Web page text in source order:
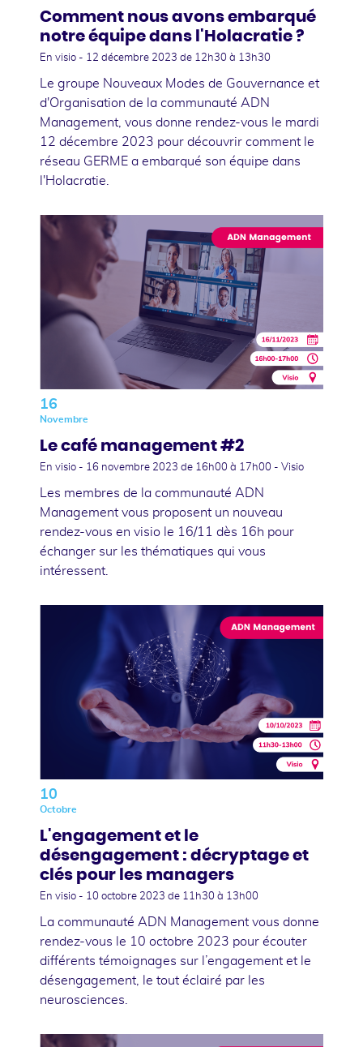
Comment nous avons embarqué
notre équipe dans l'Holacratie ?
En visio - 12 décembre 2023 de 12h30 à 13h30
Le groupe Nouveaux Modes de Gouvernance et
d'Organisation de la communauté ADN
Management, vous donne rendez-vous le mardi
12 décembre 2023 pour découvrir comment le
réseau GERME a embarqué son équipe dans
l'Holacratie.
16
Novembre
Le café management #2
En visio - 16 novembre 2023 de 16h00 à 17h00 - Visio
Les membres de la communauté ADN
Management vous proposent un nouveau
rendez-vous en visio le 16/11 dès 16h pour
échanger sur les thématiques qui vous
intéressent.
10
Octobre
L'engagement et le
désengagement : décryptage et
clés pour les managers
En visio - 10 octobre 2023 de 11h30 à 13h00
La communauté ADN Management vous donne
rendez-vous le 10 octobre 2023 pour écouter
différents témoignages sur l’engagement et le
désengagement, le tout éclairé par les
neurosciences.